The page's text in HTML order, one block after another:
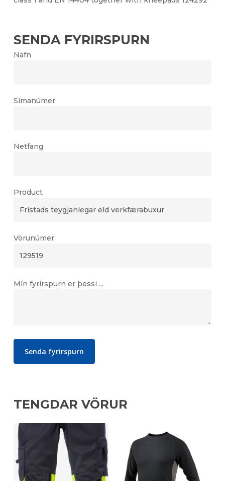
SENDA FYRIRSPURN
Nafn
Símanúmer
Netfang
Product
Vörunúmer
Mín fyrirspurn er þessi ...
TENGDAR VÖRUR